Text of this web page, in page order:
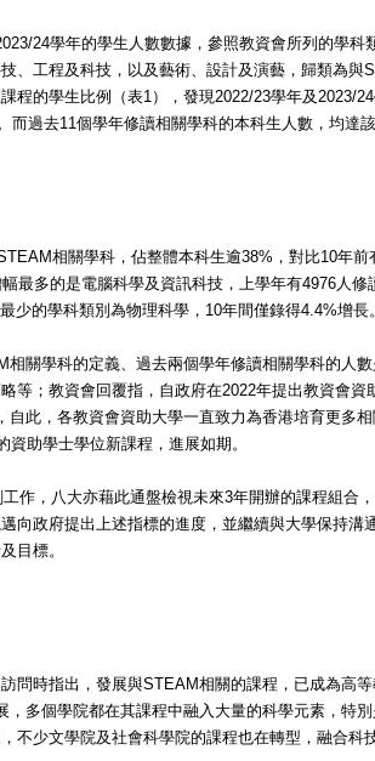
24學年的學生人數數據，參照教資會所列的學科
、工程及科技，以及藝術、設計及演藝，歸類為與
程的學生比例（表1），發現2022/23學年及2023/
而過去11個學年修讀相關學科的本科生人數，均達
相關學科，佔整體本科生逾38%，對比10年前
最多的是電腦科學及資訊科技，上學年有4976人修
少的學科類別為物理科學，10年間僅錄得4.4%增長。
關學科的定義、過去兩個學年修讀相關學科的人
等；教資會回覆指，自政府在2022年提出教資會資
此，各教資會資助大學一直致力為香港培育更多
助學士學位新課程，進展如期。
作，八大亦藉此通盤檢視未來3年開辦的課程組合
向政府提出上述指標的進度，並繼續與大學保持溝
目標。
問時指出，發展與STEAM相關的課程，已成為高
多個學院都在其課程中融入大量的科學元素，特
不少文學院及社會科學院的課程也在轉型，融合科